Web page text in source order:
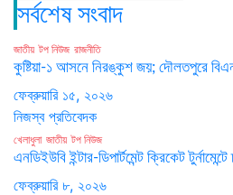
সর্বশেষ সংবাদ
জাতীয় টপ নিউজ রাজনীতি
কুষ্টিয়া-১ আসনে নিরঙ্কুশ জয়; দৌলতপুরে
ফেব্রুয়ারি ১৫, ২০২৬
নিজস্ব প্রতিবেদক
খেলাধুলা জাতীয় টপ নিউজ
এনডিইউবি ইন্টার-ডিপার্টমেন্ট ক্রিকেট
ফেব্রুয়ারি ৮, ২০২৬